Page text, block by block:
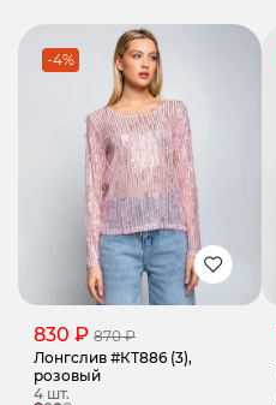
-4%
830 ₽ 870 ₽
Лонгслив #КТ886 (3),
розовый
4 шт.